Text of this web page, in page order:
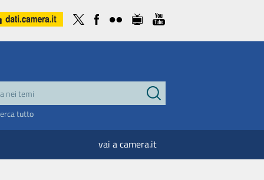
tutto
vai a camera.it